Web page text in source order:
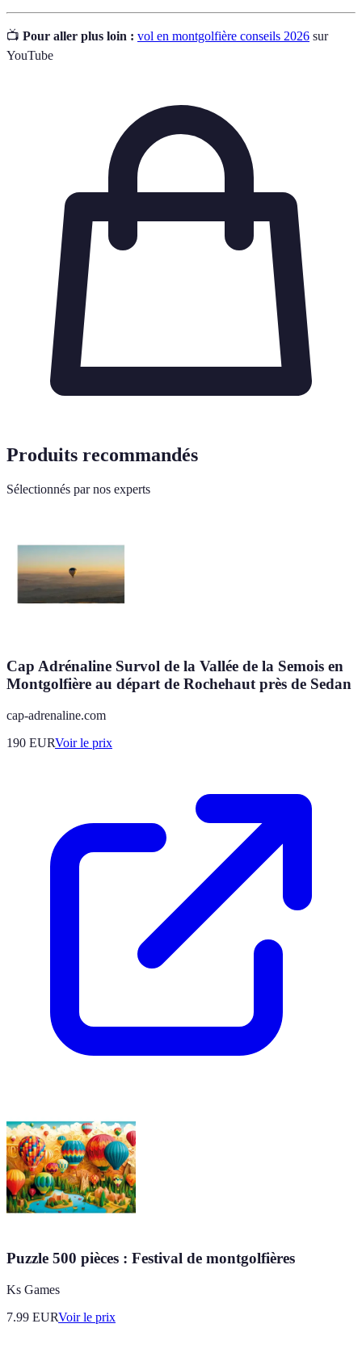
📺 Pour aller plus loin : vol en montgolfière conseils 2026 sur
YouTube
Produits recommandés
Sélectionnés par nos experts
Cap Adrénaline Survol de la Vallée de la Semois en
Montgolfière au départ de Rochehaut près de Sedan
cap-adrenaline.com
190 EURVoir le prix
Puzzle 500 pièces : Festival de montgolfières
Ks Games
7.99 EURVoir le prix